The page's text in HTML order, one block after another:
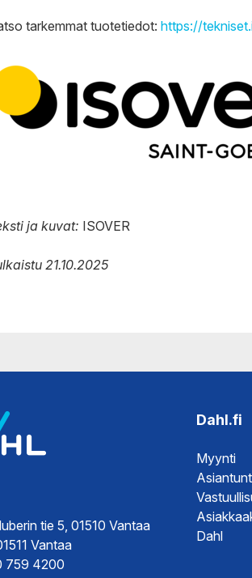
tarkemmat tuotetiedot: https://
ja kuvat: ISOVER
21.10.2025
tie 5, 01510 Vantaa
Vantaa
759 4200
Dahl.fi
Myynti
Dahl